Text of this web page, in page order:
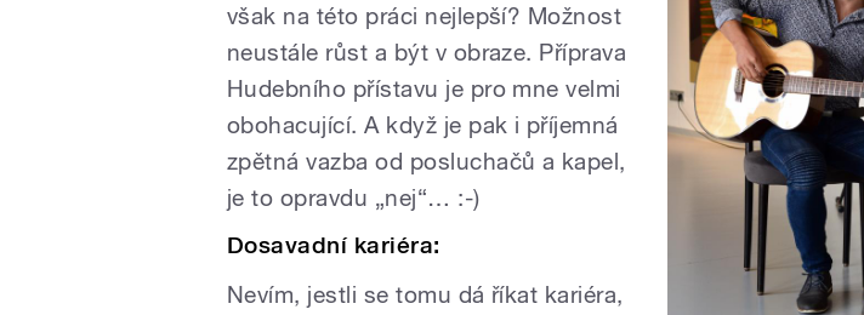
však na této práci nejlepší? Možnost
neustále růst a být v obraze. Příprava
Hudebního přístavu je pro mne velmi
obohacující. A když je pak i příjemná
zpětná vazba od posluchačů a kapel,
je to opravdu „nej“… :-)
Dosavadní kariéra:
Nevím, jestli se tomu dá říkat kariéra,